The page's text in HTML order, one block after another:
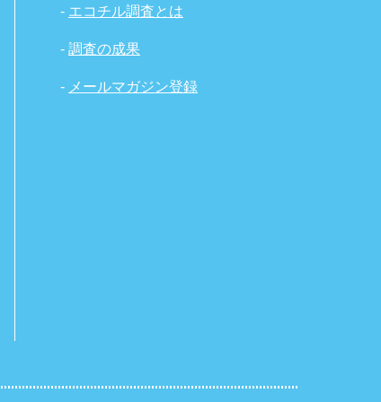
- エコチル調査とは
- 調査の成果
- メールマガジン登録